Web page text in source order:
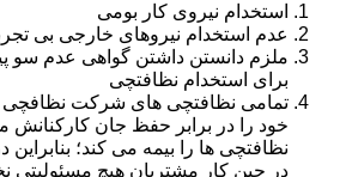
استخدام نیروی کار بومی
عدم استخدام نیروهای خارجی بی
ملزم دانستن داشتن گواهی عدم سو
برای استخدام نظافتچی
تمامی نظافتچی های شرکت نظافچی
خود را در برابر حفظ جان کارکنانش
نظافتچی ها را بیمه می کند؛
در حین کار مشتریان هیچ مسئولیتی